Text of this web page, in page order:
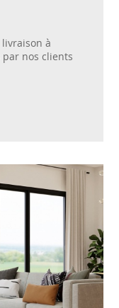
à
nos clients